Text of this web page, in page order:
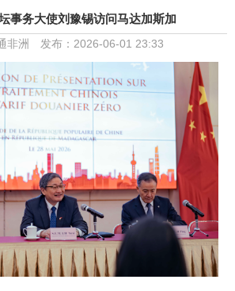
事务大使刘豫锡访问马达加斯加
非洲 发布：2026-06-01 23:33